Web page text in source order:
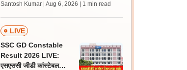
जल्द, जानें लेटेस्ट अपडेट,
पासिंग मार्क्स
Santosh Kumar | Aug 6, 2026 | 1 min read
LIVE
SSC GD Constable
Result 2026 LIVE:
एसएससी जीडी कांस्टेबल